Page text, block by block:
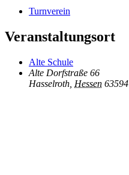
Turnverein
Veranstaltungsort
Alte Schule
Alte Dorfstraße 66
Hasselroth Hessen 63594